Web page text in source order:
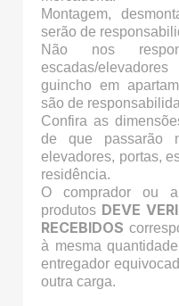
Montagem,
serão de
Não nos
escadas/
guincho em
são de
Confira as
de que passarão
elevadores, portas,
residência.
O comprador ou
produtos DEVE
RECEBIDOS
à mesma
entregador
outra carga.